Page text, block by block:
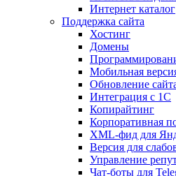
Интернет каталог
Поддержка сайта
Хостинг
Домены
Мобильная
Обновление
Интеграция с 1С
Копирайтинг
Корпоративная
XML-фид для
Версия для
Управление
Чат-боты для